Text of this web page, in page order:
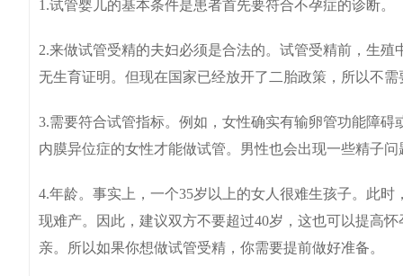
1.试管婴儿的基本条件是患者首先要符合不孕症的诊断。
2.来做试管受精的夫妇必须是合法的。试管受精前，生
无生育证明。但现在国家已经放开了二胎政策，所以不需
3.需要符合试管指标。例如，女性确实有输卵管功能障
内膜异位症的女性才能做试管。男性也会出现一些精子
4.年龄。事实上，一个35岁以上的女人很难生孩子。此
现难产。因此，建议双方不要超过40岁，这也可以提高
亲。所以如果你想做试管受精，你需要提前做好准备。